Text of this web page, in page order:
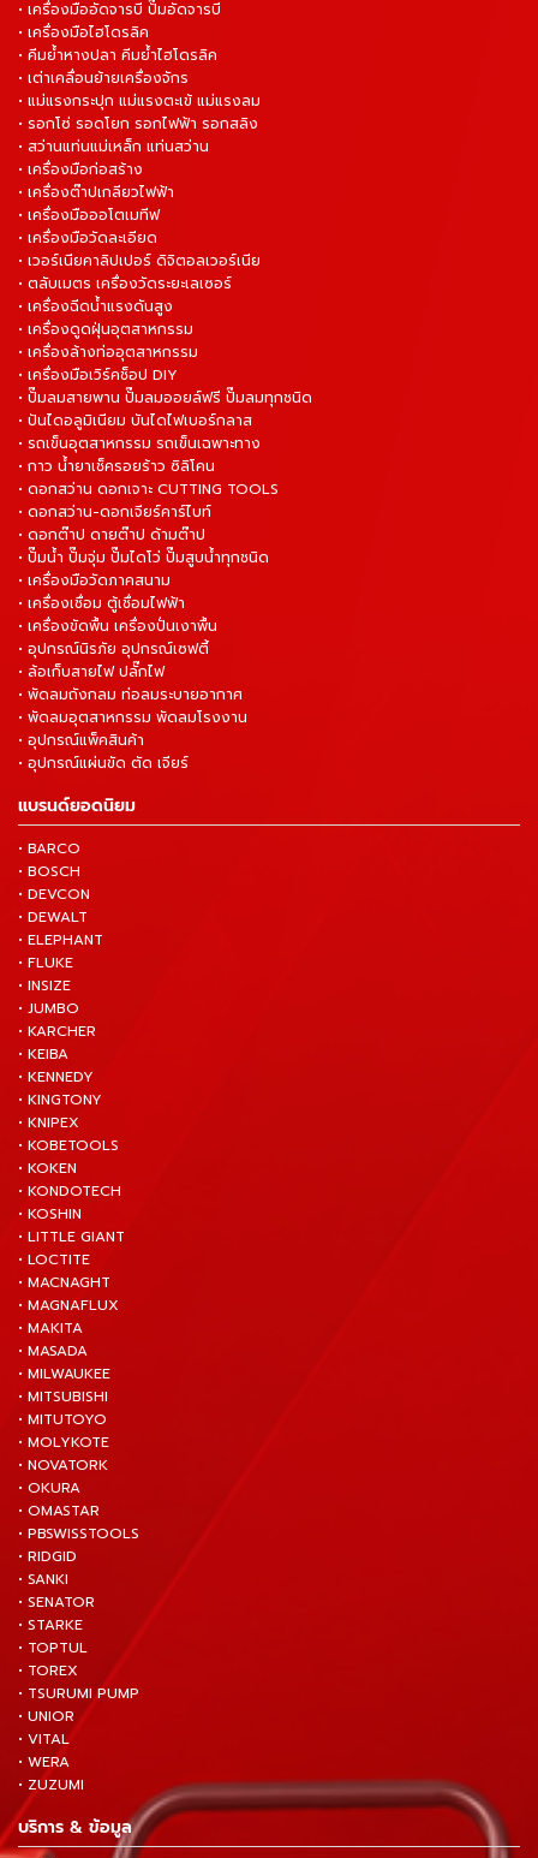
• เครื่องมืออัดจารบี ปั๊มอัดจารบี
• เครื่องมือไฮโดรลิค
• คีมย้ำหางปลา คีมย้ำไฮโดรลิค
• เต่าเคลื่อนย้ายเครื่องจักร
• แม่แรงกระปุก แม่แรงตะเข้ แม่แรงลม
• รอกโซ่ รอดโยก รอกไฟฟ้า รอกสลิง
• สว่านแท่นแม่เหล็ก แท่นสว่าน
• เครื่องมือก่อสร้าง
• เครื่องต๊าปเกลียวไฟฟ้า
• เครื่องมือออโตเมทีฟ
• เครื่องมือวัดละเอียด
• เวอร์เนียคาลิปเปอร์ ดิจิตอลเวอร์เนีย
• ตลับเมตร เครื่องวัดระยะเลเซอร์
• เครื่องฉีดน้ำแรงดันสูง
• เครื่องดูดฝุ่นอุตสาหกรรม
• เครื่องล้างท่ออุตสาหกรรม
• เครื่องมือเวิร์คช็อป DIY
• ปั๊มลมสายพาน ปั๊มลมออยล์ฟรี ปั๊มลมทุกชนิด
• ปันไดอลูมิเนียม บันไดไฟเบอร์กลาส
• รถเข็นอุตสาหกรรม รถเข็นเฉพาะทาง
• กาว น้ำยาเช็ครอยร้าว ซิลิโคน
• ดอกสว่าน ดอกเจาะ CUTTING TOOLS
• ดอกสว่าน-ดอกเจียร์คาร์ไบท์
• ดอกต๊าป ดายต๊าป ด้ามต๊าป
• ปั๊มน้ำ ปั๊มจุ่ม ปั๊มไดโว่ ปั๊มสูบน้ำทุกชนิด
• เครื่องมือวัดภาคสนาม
• เครื่องเชื่อม ตู้เชื่อมไฟฟ้า
• เครื่องขัดพื้น เครื่องปั่นเงาพื้น
• อุปกรณ์นิรภัย อุปกรณ์เซฟตี้
• ล้อเก็บสายไฟ ปลั๊กไฟ
• พัดลมถังกลม ท่อลมระบายอากาศ
• พัดลมอุตสาหกรรม พัดลมโรงงาน
• อุปกรณ์แพ็คสินค้า
• อุปกรณ์แผ่นขัด ตัด เจียร์
แบรนด์ยอดนิยม
• BARCO
• BOSCH
• DEVCON
• DEWALT
• ELEPHANT
• FLUKE
• INSIZE
• JUMBO
• KARCHER
• KEIBA
• KENNEDY
• KINGTONY
• KNIPEX
• KOBETOOLS
• KOKEN
• KONDOTECH
• KOSHIN
• LITTLE GIANT
• LOCTITE
• MACNAGHT
• MAGNAFLUX
• MAKITA
• MASADA
• MILWAUKEE
• MITSUBISHI
• MITUTOYO
• MOLYKOTE
• NOVATORK
• OKURA
• OMASTAR
• PBSWISSTOOLS
• RIDGID
• SANKI
• SENATOR
• STARKE
• TOPTUL
• TOREX
• TSURUMI PUMP
• UNIOR
• VITAL
• WERA
• ZUZUMI
บริการ & ข้อมูล